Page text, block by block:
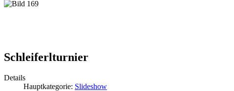
Schleiferlturnier
Details
Hauptkategorie: Slideshow